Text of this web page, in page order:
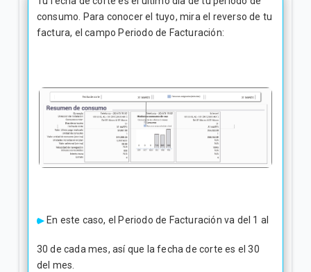
General
Conoce tu factura Tigo | General
VER MÁS
consumo. Para conocer el tuyo, mira el reverso de tu
factura, el campo Periodo de Facturación:
En este caso, el Periodo de Facturación va del 1 al
30 de cada mes, así que la fecha de corte es el 30
del mes.